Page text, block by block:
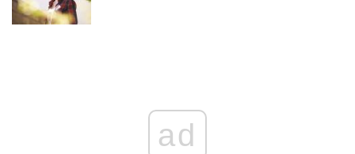
ad